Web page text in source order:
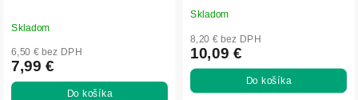
Skladom
6,50 € bez DPH
7,99 €
Do košíka
Priemerné
hodnotenie
produktu
je
5,0
Skladom
8,20 € bez DPH
10,09 €
Do košíka